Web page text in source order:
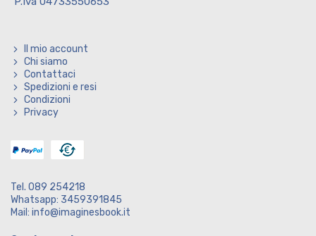
Il mio account
Chi siamo
Contattaci
Spedizioni e resi
Condizioni
Privacy
Tel. 089 254218
Whatsapp: 3459391845
Mail: info@imaginesbook.it